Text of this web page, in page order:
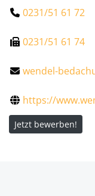
0231/51 61 72
0231/51 61 74
wendel-
https://
Jetzt bewerben!